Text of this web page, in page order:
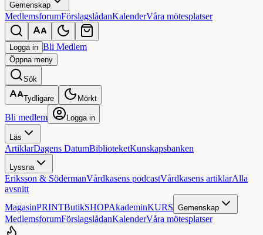
Gemenskap
MedlemsforumFörslagslådanKalenderVåra mötesplatser
Logga in Bli Medlem
Öppnameny
Sök
Tydligare Mörkt
Bli medlem Logga in
Läs
ArtiklarDagens DatumBiblioteketKunskapsbanken
Lyssna
Eriksson & SödermanVårdkasens podcastVårdkasens artiklarAlla
avsnitt
MagasinPRINTButikSHOPAkademinKURS Gemenskap
MedlemsforumFörslagslådanKalenderVåra mötesplatser